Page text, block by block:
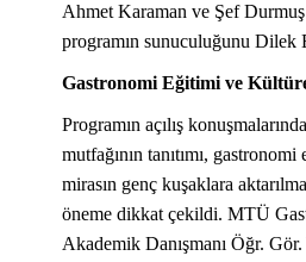
Ahmet Karaman ve Şef
programın sunuculuğunu Dilek
Gastronomi Eğitimi ve
Programın açılış
mutfağının tanıtımı,
mirasın genç kuşaklara
öneme dikkat çekildi. MTÜ
Akademik Danışmanı Öğr.